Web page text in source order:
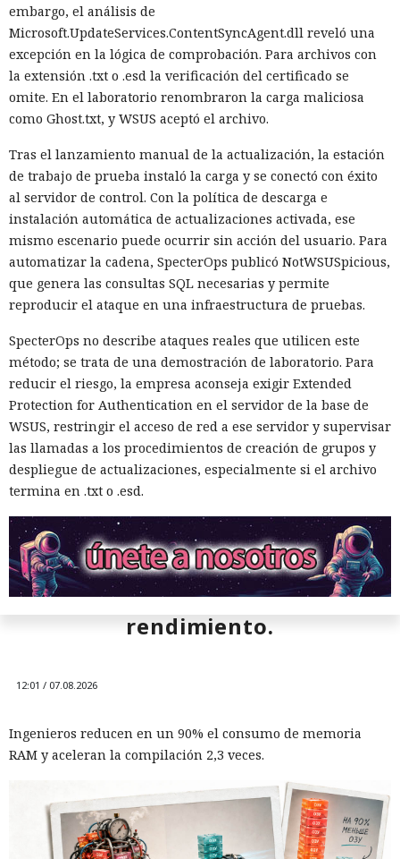
embargo, el análisis de
Microsoft.UpdateServices.ContentSyncAgent.dll reveló una
excepción en la lógica de comprobación. Para archivos con
la extensión .txt o .esd la verificación del certificado se
omite. En el laboratorio renombraron la carga maliciosa
como Ghost.txt, y WSUS aceptó el archivo.
Tras el lanzamiento manual de la actualización, la estación
de trabajo de prueba instaló la carga y se conectó con éxito
al servidor de control. Con la política de descarga e
instalación automática de actualizaciones activada, ese
mismo escenario puede ocurrir sin acción del usuario. Para
automatizar la cadena, SpecterOps publicó NotWSUSpicious,
que genera las consultas SQL necesarias y permite
reproducir el ataque en una infraestructura de pruebas.
SpecterOps no describe ataques reales que utilicen este
método; se trata de una demostración de laboratorio. Para
reducir el riesgo, la empresa aconseja exigir Extended
Protection for Authentication en el servidor de la base de
WSUS, restringir el acceso de red a ese servidor y supervisar
las llamadas a los procedimientos de creación de grupos y
despliegue de actualizaciones, especialmente si el archivo
termina en .txt o .esd.
¿Dejaste que un agente de IA se
encargara de tu rutina diaria?
Ya vació tus cuentas comprando
en marketplaces y mandó spam
a todos tus contactos
Era demasiado pronto para dar
por muerto a Next.js: la versión
16.3 pulveriza los récords de
rendimiento.
12:01 / 07.08.2026
Ingenieros reducen en un 90% el consumo de memoria
RAM y aceleran la compilación 2,3 veces.